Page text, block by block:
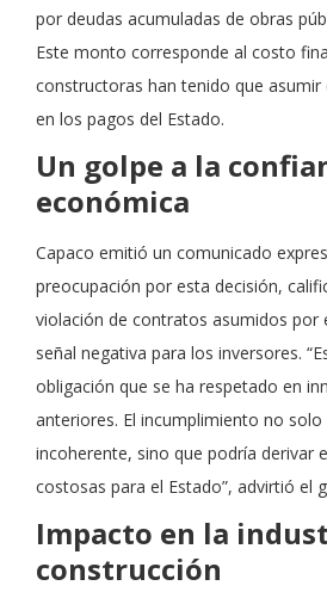
por deudas acumuladas de obras
Este monto corresponde al costo
constructoras han tenido que
en los pagos del Estado.
Un golpe a la
económica
Capaco emitió un comunicado
preocupación por esta decisión,
violación de contratos asumidos por
señal negativa para los inversores.
obligación que se ha respetado en
anteriores. El incumplimiento no
incoherente, sino que podría derivar
costosas para el Estado”, advirtió el
Impacto en la
construcción